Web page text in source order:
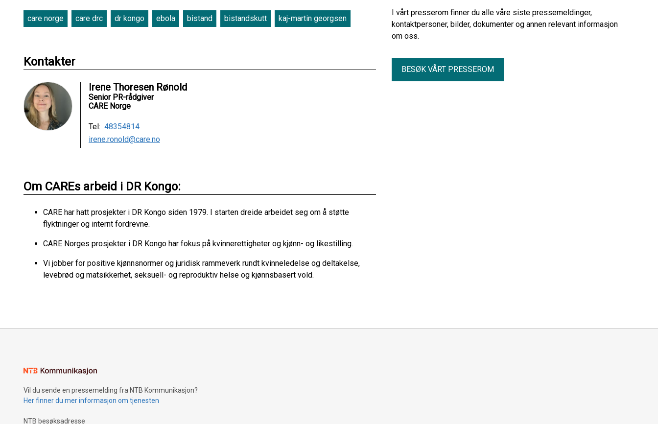
care norge care drc dr kongo ebola bistand bistandskutt kaj-martin georgsen
Kontakter
Irene Thoresen Rønold
Senior PR-rådgiver
CARE Norge
Tel: 48354814
irene.ronold@care.no
Om CAREs arbeid i DR Kongo:
CARE har hatt prosjekter i DR Kongo siden 1979. I starten dreide arbeidet seg om å støtte
flyktninger og internt fordrevne.
CARE Norges prosjekter i DR Kongo har fokus på kvinnerettigheter og kjønn- og likestilling.
Vi jobber for positive kjønnsnormer og juridisk rammeverk rundt kvinneledelse og deltakelse,
levebrød og matsikkerhet, seksuell- og reproduktiv helse og kjønnsbasert vold.
genererte seksualiserte
bilder av privatpersersoner. Kampen mot
digitale overgrep har fått en viktig seier i
I vårt presserom finner du alle våre siste pressemeldinger,
kontaktpersoner, bilder, dokumenter og annen relevant informasjon
om oss.
BESØK VÅRT PRESSEROM
Vil du sende en pressemelding fra NTB Kommunikasjon?
Her finner du mer informasjon om tjenesten
NTB besøksadresse